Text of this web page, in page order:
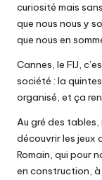
curiosité mais
que nous nous y
que nous en
Cannes, le FIJ,
société : la
organisé, et ça
Au gré des tables,
découvrir les jeux
Romain, qui pour
en construction, à